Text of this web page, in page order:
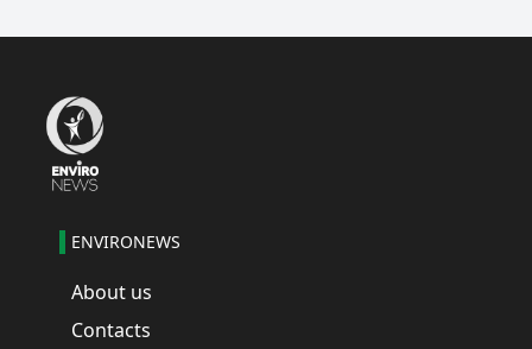
ENVIRONEWS
About us
Contacts